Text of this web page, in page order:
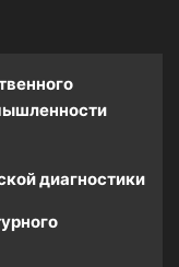
диагностики